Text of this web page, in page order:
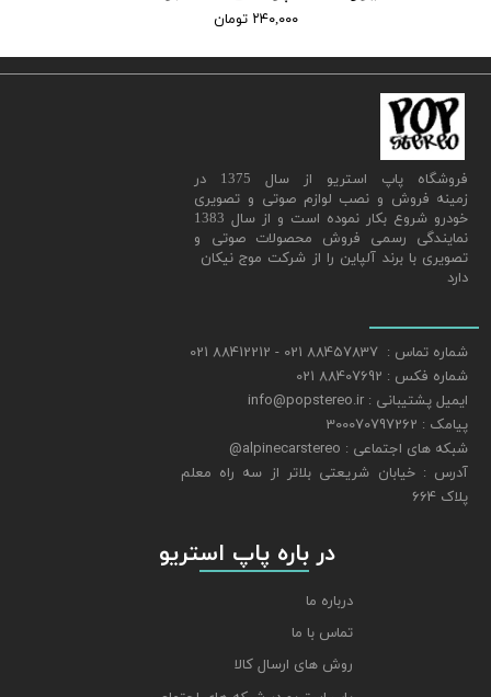
۲۴۰,۰۰۰ تومان
​فروشگاه پاپ استریو از سال 1375 در
زمینه فروش و نصب لوازم صوتی و تصویری
خودرو شروع بکار نموده است و از سال 1383
نمایندگی رسمی فروش محصولات صوتی و
تصویری با برند آلپاین را از شرکت موج نیکان
دارد
شماره تماس : 88457837 021 - 88412212 021
شماره فکس : 88407692 021
ایمیل پشتیبانی : info@popstereo.ir
پیامک : 300070797262
شبکه های اجتماعی : alpinecarstereo@
​​​​​​​آدرس : خیابان شریعتی بلاتر از سه راه معلم
پلاک 664
​​​​​​​ در باره پاپ استریو
درباره ما
تماس با ما
روش های ارسال کالا